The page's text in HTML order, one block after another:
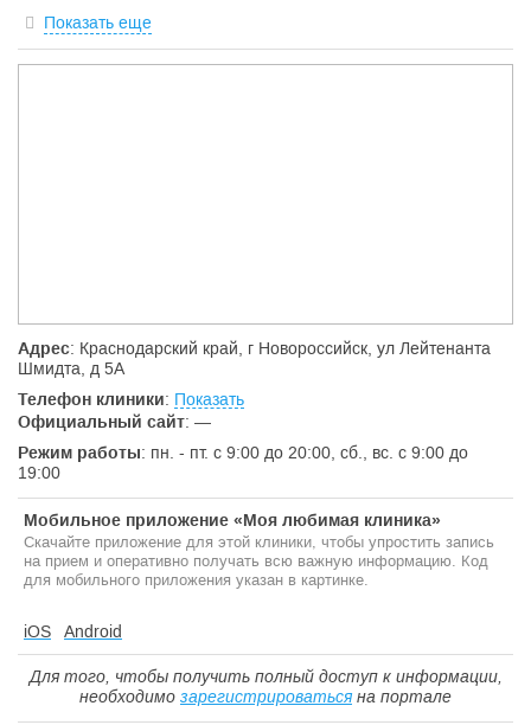
приёма пациент выбирает из имеющихся свободных по
согласованию с администратором. Пациент является на
приём к врачу в назначенное время. Если пациент не может
2. Приём пациента
Пациент заходит в кабинет только по приглашению
персонала клиники. Нахождение сопровождающих пациента
лиц в кабинете допускается только с разрешения лечащего
диагноз, определяет методы, объём, прогноз лечения и его
приблизительную смету, о чём подробно информирует
пациента. Также пациент предупреждается о возможных
осложнениях в процессе и после лечения. Необходимым
согласие пациента на медицинское вмешательство.
клинике, являются её собственностью и хранятся в
регистратуре клиники. При необходимости пациенту выдаётся
ксерокопия медицинской карты. В случае необходимости
Показать еще
Адрес: Краснодарский край, г Новороссийск, ул Лейтенанта
Шмидта, д 5А
Телефон клиники: Показать
Официальный сайт: —
Режим работы: пн. - пт. с 9:00 до 20:00, сб., вс. с 9:00 до
19:00
Мобильное приложение «Моя любимая клиника»
Скачайте приложение для этой клиники, чтобы упростить запись
на прием и оперативно получать всю важную информацию. Код
для мобильного приложения указан в картинке.
iOS Android
Для того, чтобы получить полный доступ к информации,
необходимо зарегистрироватьсяна портале